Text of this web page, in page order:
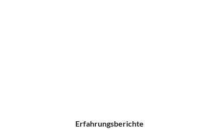
Erfahrungsberichte